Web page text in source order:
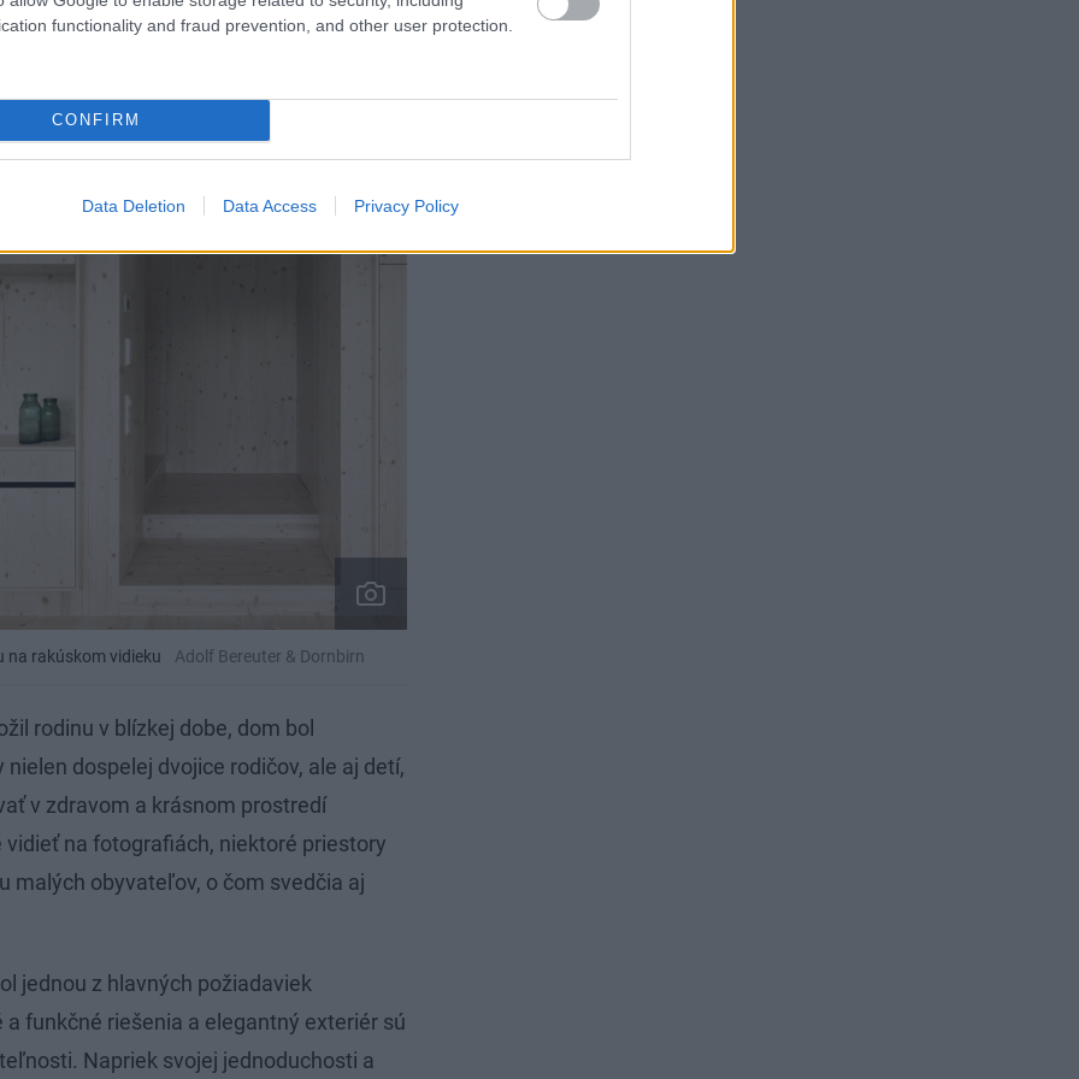
functionality and fraud prevention, and other user protection.
CONFIRM
Data Deletion Data Access Privacy Policy
plesní sa podarila úspešne zrealizovať
na rakúskom vidieku Adolf Bereuter & Dornbirn
rodinu v blízkej dobe, dom bol
dospelej dvojice rodičov, ale aj detí,
v zdravom a krásnom prostredí
na fotografiách, niektoré priestory
malých obyvateľov, o čom svedčia aj
jednou z hlavných požiadaviek
funkčné riešenia a elegantný exteriér sú
Napriek svojej jednoduchosti a